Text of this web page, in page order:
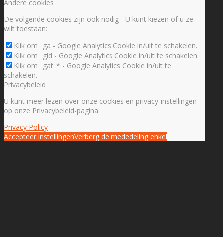
Andere cookies
De volgende cookies zijn ook nodig - U kunt kiezen of u ze
wilt toestaan:
Klik om _ga - Google Analytics Cookie in/uit te schakelen.
Klik om _gid - Google Analytics Cookie in/uit te schakelen.
Klik om _gat_* - Google Analytics Cookie in/uit te
schakelen.
Privacybeleid
U kunt meer lezen over onze cookies en privacy-instellingen
op onze Privacybeleid-pagina.
Privacy Policy
Accepteer instellingenVerberg de mededeling enkel